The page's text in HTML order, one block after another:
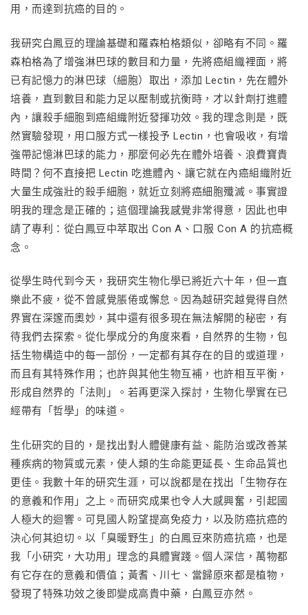
用，而達到抗癌的目的。
我研究白鳳豆的理論基礎和羅森柏格類似，卻略有不同。羅
森柏格為了增強淋巴球的數目和力量，先將癌組織裡面，將
已有記憶力的淋巴球（細胞）取出，添加 Lectin，先在體外
培養，直到數目和能力足以壓制或抗衡時，才以針劑打進體
內，讓殺手細胞到癌組織附近發揮功效。我的理念則是，既
然實驗發現，用口服方式一樣投予 Lectin，也會吸收，有增
強帶記憶淋巴球的能力，那麼何必先在體外培養、浪費寶貴
時間？何不直接把 Lectin 吃進體內、讓它就在內癌組織附近
大量生成強壯的殺手細胞，就近立刻將癌細胞殲滅。事實證
明我的理念是正確的；這個理論我感覺非常得意，因此也申
請了專利：從白鳳豆中萃取出 Con A、口服 Con A 的抗癌概
念。
從學生時代到今天，我研究生物化學已將近六十年，但一直
樂此不疲，從不曾感覺脹倦或懈怠。因為越研究越覺得自然
界實在深邃而奧妙，其中還有很多現在無法解開的秘密，有
待我們去探索。從化學成分的角度來看，自然界的生物，包
括生物構造中的每一部份，一定都有其存在的目的或道理，
而且有其特殊作用；也許與其他生物互補，也許相互平衡，
形成自然界的「法則」。若再更深入探討，生物化學實在已
經帶有「哲學」的味道。
生化研究的目的，是找出對人體健康有益、能防治或改善某
種疾病的物質或元素，使人類的生命能更延長、生命品質也
更佳。我數十年的研究生涯，可以說都是在找出「生物存在
的意義和作用」之上。而研究成果也令人大感興奮，引起國
人極大的迴響。可見國人盼望提高免疫力，以及防癌抗癌的
決心何其迫切。以「臭暖野生」的白鳳豆來防癌抗癌，也是
我「小研究，大功用」理念的具體實踐。個人深信，萬物都
有它存在的意義和價值；黃耆、川七、當歸原來都是植物，
發現了特殊功效之後即變成高貴中藥，白鳳豆亦然。